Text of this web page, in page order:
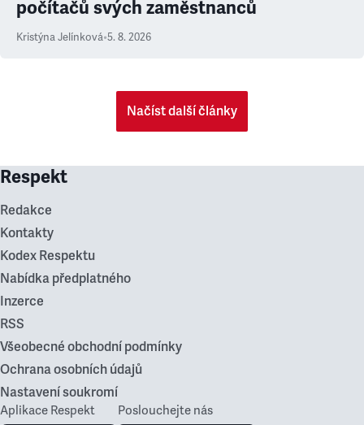
počítačů svých zaměstnanců
Kristýna Jelínková•5. 8. 2026
Načíst další články
Respekt
Redakce
Kontakty
Kodex Respektu
Nabídka předplatného
Inzerce
RSS
Všeobecné obchodní podmínky
Ochrana osobních údajů
Nastavení soukromí
Aplikace Respekt Poslouchejte nás